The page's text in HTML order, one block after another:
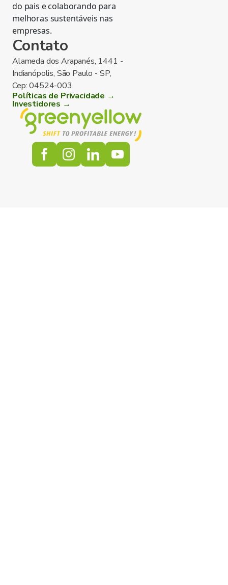
do pais e colaborando para
melhoras sustentáveis nas
empresas.
Contato
Alameda dos Arapanés, 1441 -
Indianópolis, São Paulo - SP,
Cep: 04524-003
Políticas de Privacidade →
Investidores →